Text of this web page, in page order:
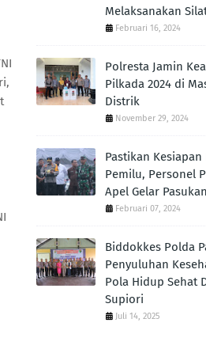
Melaksanakan
Februari 16, 2024
Polresta Jamin
Pilkada 2024 di
Distrik
November 29, 2024
Pastikan
Pemilu, Personel
Apel Gelar
Februari 07, 2024
Biddokkes Polda
Penyuluhan
Pola Hidup Sehat
Supiori
Juli 14, 2025